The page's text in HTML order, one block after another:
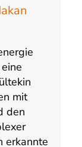
mit
den
erkannte